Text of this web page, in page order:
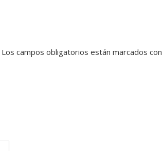
Los campos obligatorios están marcados con